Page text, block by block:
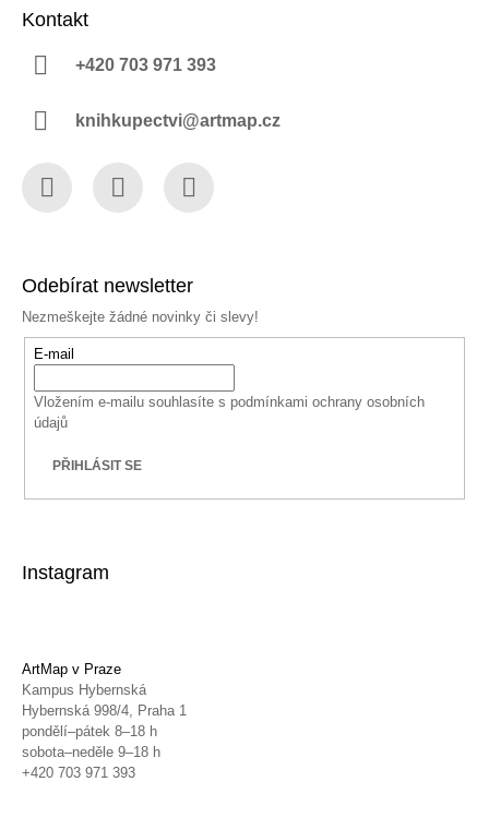
Kontakt
+420 703 971 393
knihkupectvi@artmap.cz
Odebírat newsletter
Nezmeškejte žádné novinky či slevy!
E-mail
Vložením e-mailu souhlasíte s podmínkami ochrany osobních
údajů
PŘIHLÁSIT SE
Instagram
ArtMap v Praze
Kampus Hybernská
Hybernská 998/4, Praha 1
pondělí–pátek 8–18 h
sobota–neděle 9–18 h
+420 703 971 393